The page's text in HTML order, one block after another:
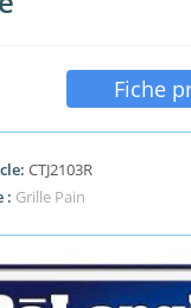
Fiche
CTJ2103R
: Grille Pain